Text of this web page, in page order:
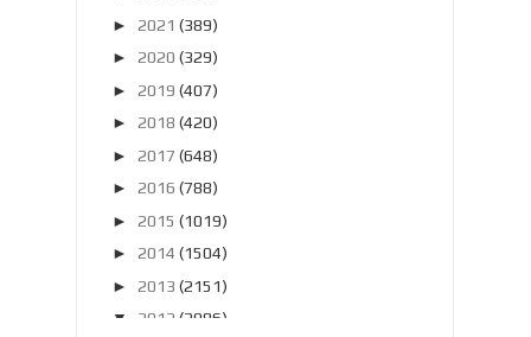
► 2021 (389)
► 2020 (329)
► 2019 (407)
► 2018 (420)
► 2017 (648)
► 2016 (788)
► 2015 (1019)
► 2014 (1504)
► 2013 (2151)
▼
2012 (2986)